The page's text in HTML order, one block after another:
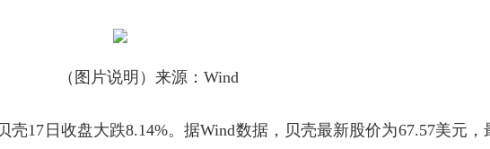
（图片说明）来源：Wind
壳17日收盘大跌8.14%。据Wind数据，贝壳最新股价为67.57美元，